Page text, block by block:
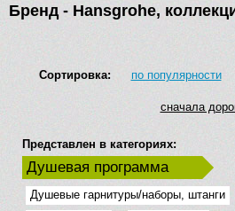
Бренд - Hansgrohe,
Сортировка: по популярности
сначала
Представлен в категориях:
Душевая программа
Душевые гарнитуры/наборы, штанги